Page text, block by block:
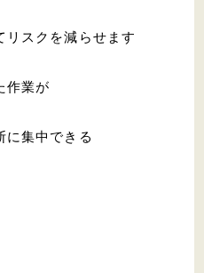
リスクを減らせます
作業が
に集中できる